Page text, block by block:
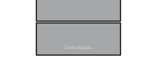
Consultando...